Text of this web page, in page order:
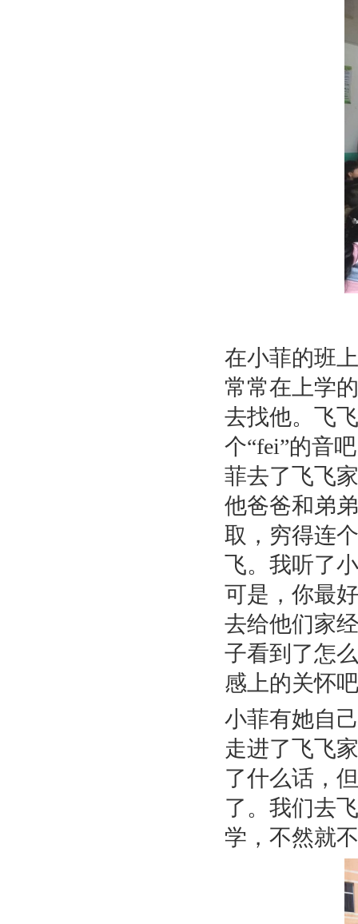
在小菲的班
常常在上学
去找他。飞
个“fei”的音
菲去了飞飞
他爸爸和弟
取，穷得连
飞。我听了
可是，你最
去给他们家
子看到了怎
感上的关怀
小菲有她自
走进了飞飞
了什么话，
了。我们去
学，不然就